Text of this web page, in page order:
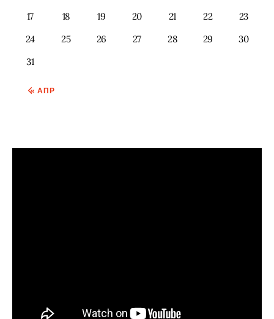
17
18 19 20 21 22
23
24
25 26 27 28 29
30
31
« АПР